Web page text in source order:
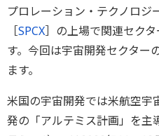
プロレーション・テクノロジ
［SPCX］の上場で関連セク
す。今回は宇宙開発セクター
ます。
米国の宇宙開発では米航空宇
発の「アルテミス計画」を主